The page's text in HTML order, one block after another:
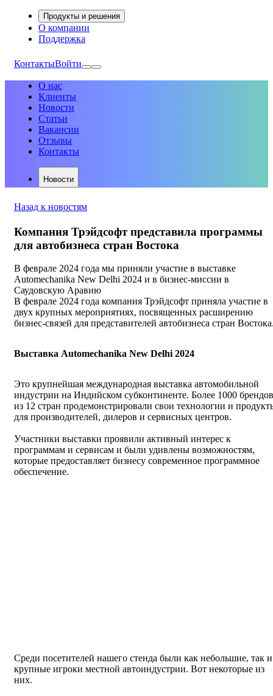
Продукты и решения
О компании
Поддержка
КонтактыВойти
О нас
Клиенты
Новости
Статьи
Вакансии
Отзывы
Контакты
Новости
Назад к новостям
Компания Трэйдсофт представила программы
для автобизнеса стран Востока
В феврале 2024 года мы приняли участие в выставке
Automechanika New Delhi 2024 и в бизнес-миссии в
Саудовскую Аравию
В феврале 2024 года компания Трэйдсофт приняла участие в
двух крупных мероприятиях, посвященных расширению
бизнес-связей для представителей автобизнеса стран
Выставка Automechanika New Delhi 2024
Это крупнейшая международная выставка автомобильной
индустрии на Индийском субконтиненте. Более 1000 брендов
из 12 стран продемонстрировали свои технологии и
для производителей, дилеров и сервисных центров.
Участники выставки проявили активный интерес к
программам и сервисам и были удивлены возможностям,
которые предоставляет бизнесу современное программное
обеспечение.
Среди посетителей нашего стенда были как небольшие, так и
крупные игроки местной автоиндустрии. Вот некоторые из
них.